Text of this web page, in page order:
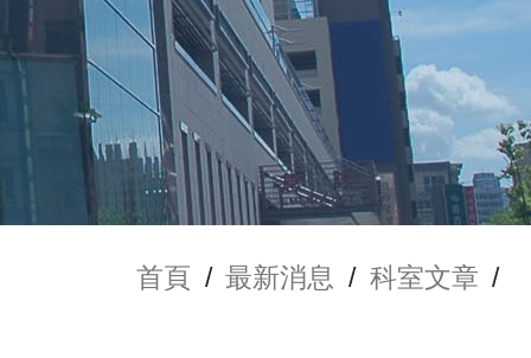
首頁 / 最新消息 / 科室文章 /